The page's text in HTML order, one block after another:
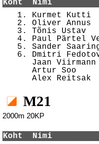
Koht  Nimi
1. Kurmet Kutti
2. Oliver Annus
3. Tõnis Ustav
4. Paul Pärtel
5. Sander
6. Dmitri
Jaan
Artur Soo
M21
2000m 20KP
Koht  Nimi